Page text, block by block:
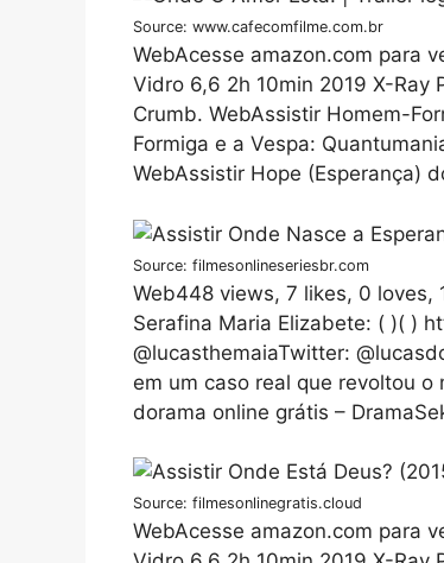
Source: www.cafecomfilme.com.br
WebAcesse amazon.com para
Vidro 6,6 2h 10min 2019 X-Ray
Crumb. WebAssistir Homem-
Formiga e a Vespa:
WebAssistir Hope (Esperança)
Source: filmesonlineseriesbr.com
Web448 views, 7 likes, 0 loves,
Serafina Maria Elizabete: ( )( )
@lucasthemaiaTwitter:
em um caso real que revoltou o
dorama online grátis –
Source: filmesonlinegratis.cloud
WebAcesse amazon.com para